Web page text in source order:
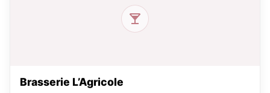
Brasserie L’Agricole